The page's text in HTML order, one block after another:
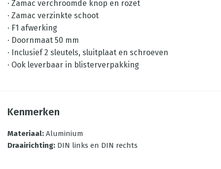
· Zamac verchroomde knop en rozet
· Zamac verzinkte schoot
· F1 afwerking
· Doornmaat 50 mm
· Inclusief 2 sleutels, sluitplaat en schroeven
· Ook leverbaar in blisterverpakking
Kenmerken
Materiaal: Aluminium
Draairichting: DIN links en DIN rechts